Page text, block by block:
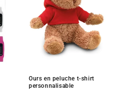
Ours en peluche t-shirt
personnalisable